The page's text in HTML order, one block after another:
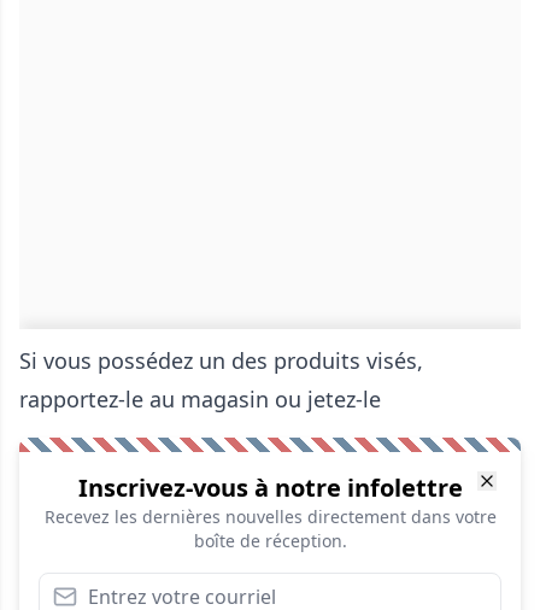
Si vous possédez un des produits visés,
rapportez-le au magasin ou jetez-le
Inscrivez-vous à notre infolettre
Recevez les dernières nouvelles directement dans votre
boîte de réception.